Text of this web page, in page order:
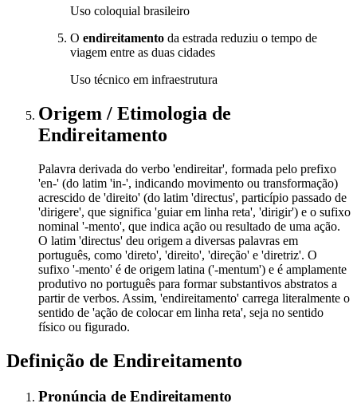
Uso coloquial brasileiro
O endireitamento da estrada reduziu o tempo de
viagem entre as duas cidades
Uso técnico em infraestrutura
Origem / Etimologia de
Endireitamento
Palavra derivada do verbo 'endireitar', formada pelo prefixo
'en-' (do latim 'in-', indicando movimento ou transformação)
acrescido de 'direito' (do latim 'directus', particípio passado de
'dirigere', que significa 'guiar em linha reta', 'dirigir') e o sufixo
nominal '-mento', que indica ação ou resultado de uma ação.
O latim 'directus' deu origem a diversas palavras em
português, como 'direto', 'direito', 'direção' e 'diretriz'. O
sufixo '-mento' é de origem latina ('-mentum') e é amplamente
produtivo no português para formar substantivos abstratos a
partir de verbos. Assim, 'endireitamento' carrega literalmente o
sentido de 'ação de colocar em linha reta', seja no sentido
físico ou figurado.
Definição de Endireitamento
Pronúncia de Endireitamento